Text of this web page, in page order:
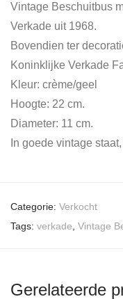
Vintage Beschuitbus
Verkade uit 1968.
Bovendien ter
Koninklijke Verkade
Kleur: crème/geel
Hoogte: 22 cm.
Diameter: 11 cm.
In goede vintage
Categorie: Verkocht
Tags: verkade Vintage
Gerelateerde